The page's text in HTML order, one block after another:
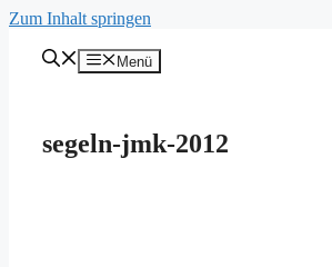
Zum Inhalt springen
Menü
segeln-jmk-2012